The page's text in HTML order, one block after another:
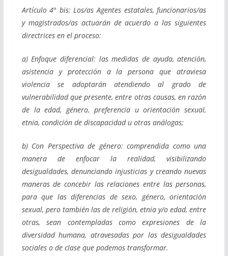
Artículo 4° bis: Los/as Agentes estatales, funcionarios/as
y magistrados/as actuarán de acuerdo a las siguientes
directrices en el proceso:
a) Enfoque diferencial: las medidas de ayuda, atención,
asistencia y protección a la persona que atraviesa
violencia se adoptarán atendiendo al grado de
vulnerabilidad que presente, entre otras causas, en razón
de la edad, género, preferencia u orientación sexual,
etnia, condición de discapacidad u otras análogas;
b) Con Perspectiva de género: comprendida como una
manera de enfocar la realidad, visibilizando
desigualdades, denunciando injusticias y creando nuevas
maneras de concebir las relaciones entre las personas,
para que las diferencias de sexo, género, orientación
sexual, pero también las de religión, etnia y/o edad, entre
otras, sean contempladas como expresiones de la
diversidad humana, atravesadas por las desigualdades
sociales o de clase que podemos transformar.